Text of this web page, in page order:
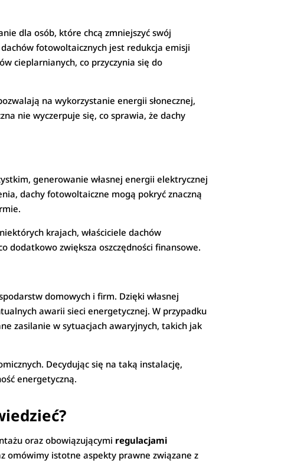
dla osób, które chcą zmniejszyć swój
fotowoltaicznych jest redukcja emisji
cieplarnianych, co przyczynia się do
na wykorzystanie energii słonecznej,
nie wyczerpuje się, co sprawia, że dachy
generowanie własnej energii elektrycznej
dachy fotowoltaiczne mogą pokryć znaczną
krajach, właściciele dachów
dodatkowo zwiększa oszczędności finansowe.
domowych i firm. Dzięki własnej
awarii sieci energetycznej. W przypadku
zasilanie w sytuacjach awaryjnych, takich jak
Decydując się na taką instalację,
energetyczną.
oraz obowiązującymi regulacjami
omówimy istotne aspekty prawne związane z